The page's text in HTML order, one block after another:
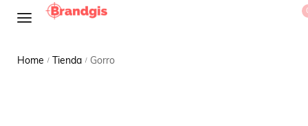
Home / Tienda / Gorro